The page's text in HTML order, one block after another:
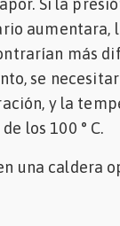
Si la
aumentara,
más
se
y la
los 100 ° C.
una caldera